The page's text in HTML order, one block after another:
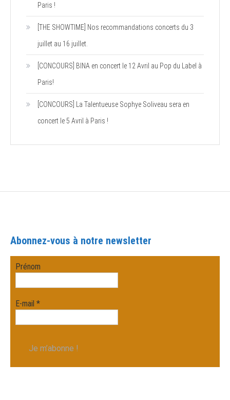
Paris !
[THE SHOWTIME] Nos recommandations concerts du 3
juillet au 16 juillet.
[CONCOURS] BINA en concert le 12 Avril au Pop du Label à
Paris!
[CONCOURS] La Talentueuse Sophye Soliveau sera en
concert le 5 Avril à Paris !
Abonnez-vous à notre newsletter
Prénom
E-mail*